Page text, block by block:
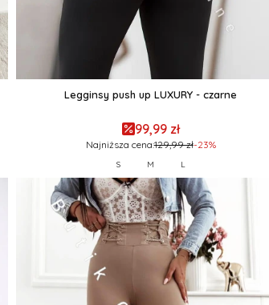
Legginsy push up LUXURY - czarne
99,99 zł
Najniższa cena:129,99 zł-23%
S M L